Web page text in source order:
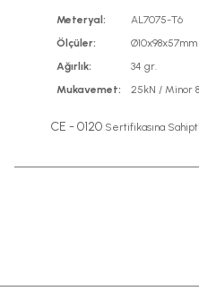
Meteryal:
AL7075-T6
Ölçüler:
Ø10x98x57mm
Ağırlık:
34 gr.
Mukavemet:
25kN / Minor
CE - 0120 Sertifikasına